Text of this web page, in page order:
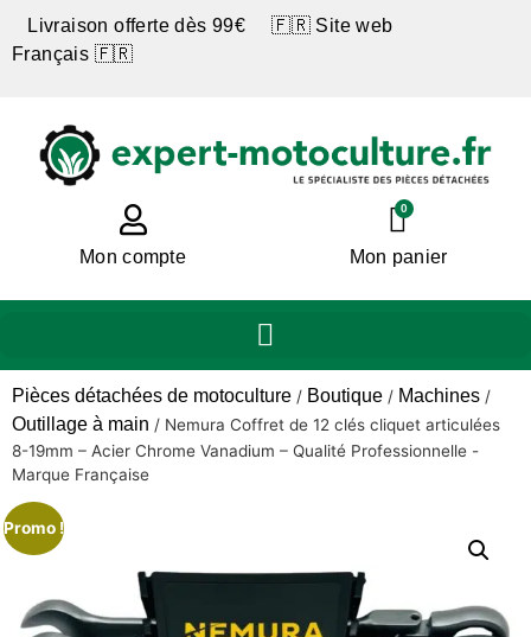
Livraison offerte dès 99€ 🇫🇷 Site web
Français 🇫🇷
Mon compte
0
Mon panier
Pièces détachées de motoculture / Boutique / Machines /
Outillage à main / Nemura Coffret de 12 clés cliquet articulées
8-19mm – Acier Chrome Vanadium – Qualité Professionnelle -
Marque Française
Promo !